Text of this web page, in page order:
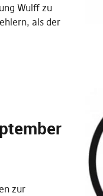
Wulff zu
als der
zur